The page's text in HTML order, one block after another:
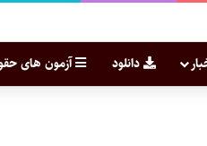
دانلود آزمون های